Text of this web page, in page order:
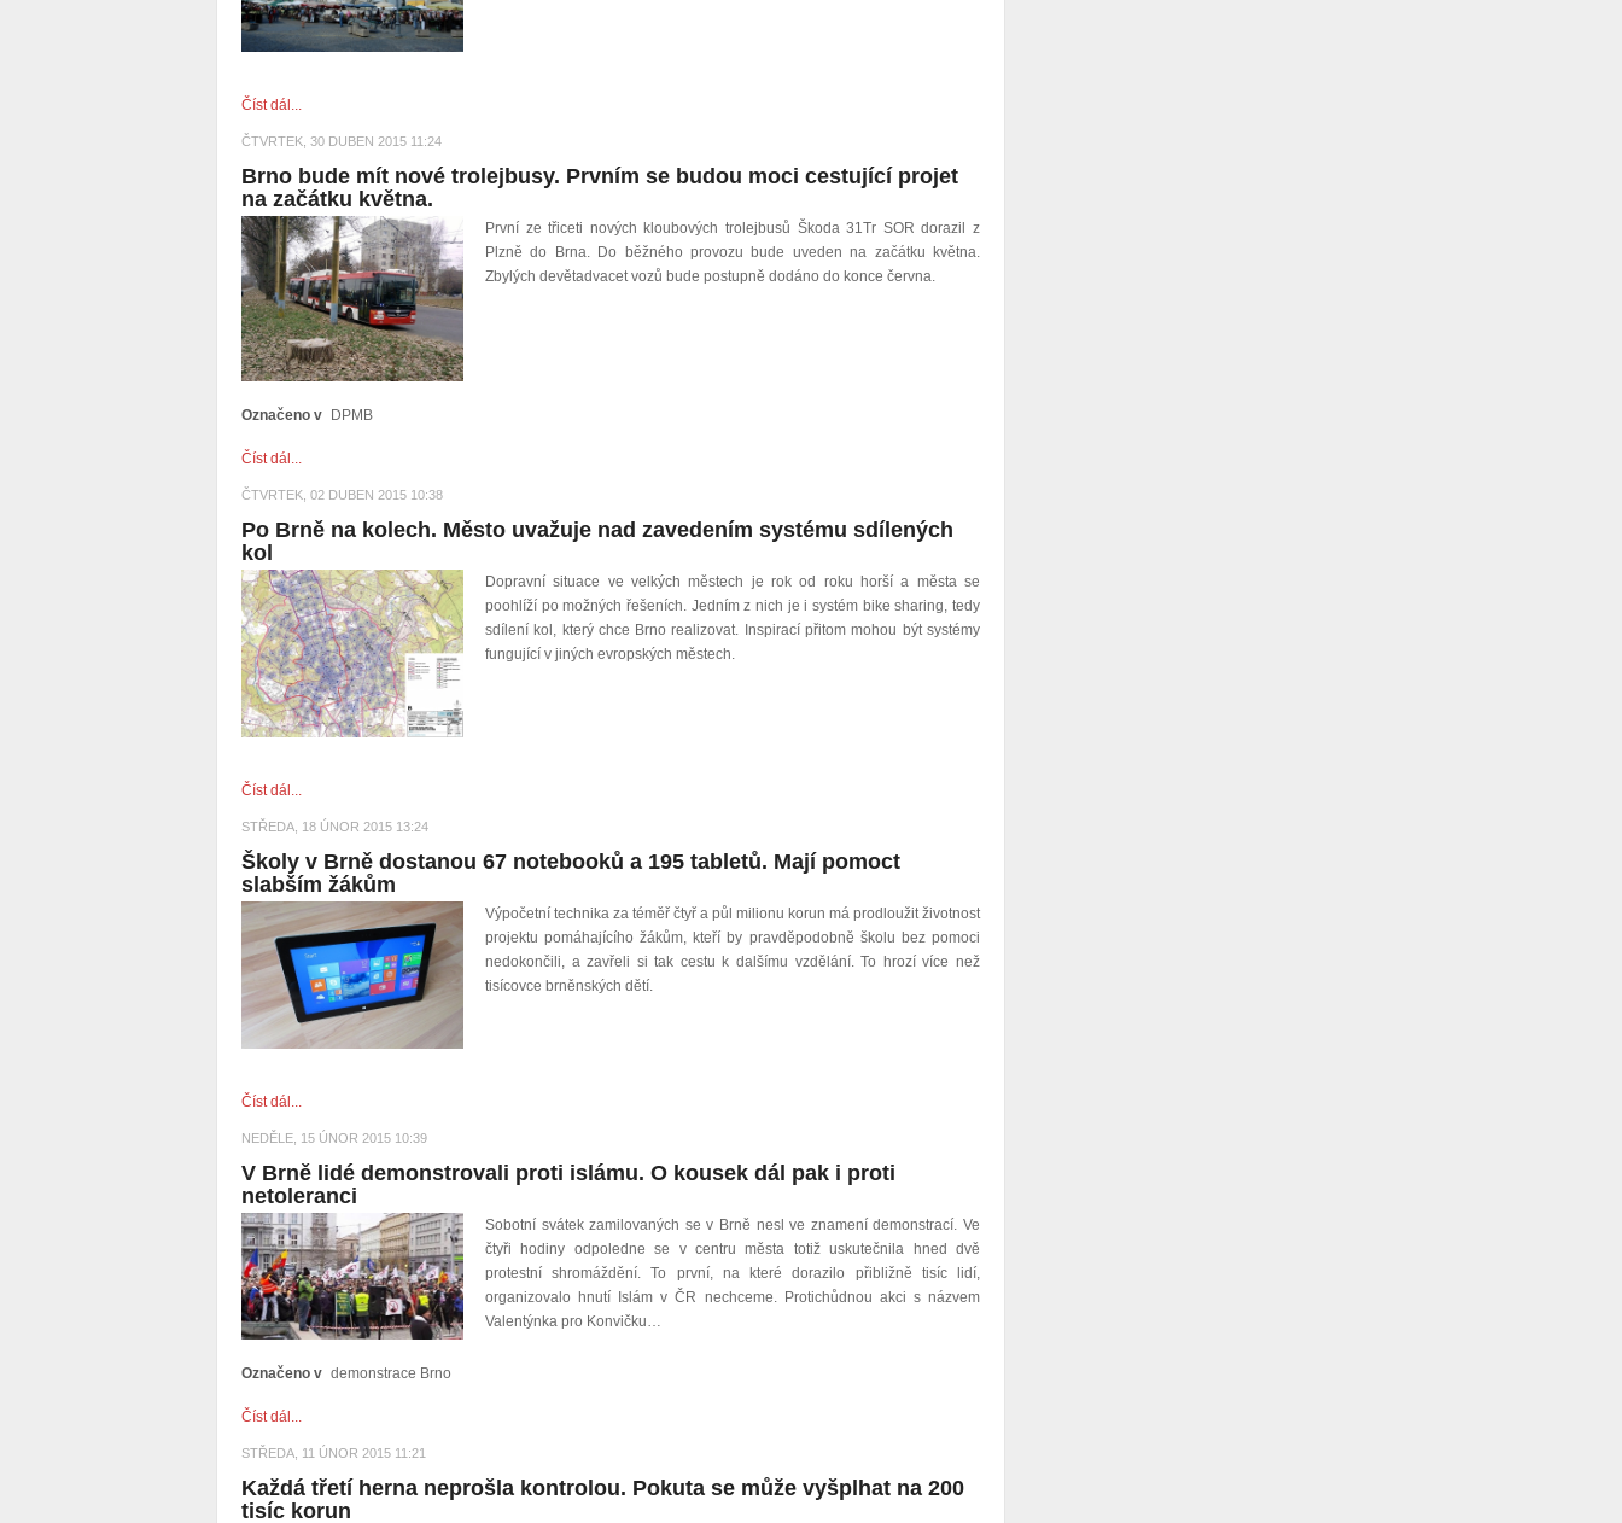
Číst dál...
ČTVRTEK, 30 DUBEN 2015 11:24
Brno bude mít nové trolejbusy. Prvním se budou moci cestující projet
na začátku května.
První ze třiceti nových kloubových trolejbusů Škoda 31Tr SOR dorazil z
Plzně do Brna. Do běžného provozu bude uveden na začátku května.
Zbylých devětadvacet vozů bude postupně dodáno do konce června.
Označeno v DPMB
Číst dál...
ČTVRTEK, 02 DUBEN 2015 10:38
Po Brně na kolech. Město uvažuje nad zavedením systému sdílených
kol
Dopravní situace ve velkých městech je rok od roku horší a města se
poohlíží po možných řešeních. Jedním z nich je i systém bike sharing, tedy
sdílení kol, který chce Brno realizovat. Inspirací přitom mohou být systémy
fungující v jiných evropských městech.
Číst dál...
STŘEDA, 18 ÚNOR 2015 13:24
Školy v Brně dostanou 67 notebooků a 195 tabletů. Mají pomoct
slabším žákům
Výpočetní technika za téměř čtyř a půl milionu korun má prodloužit životnost
projektu pomáhajícího žákům, kteří by pravděpodobně školu bez pomoci
nedokončili, a zavřeli si tak cestu k dalšímu vzdělání. To hrozí více než
tisícovce brněnských dětí.
Číst dál...
NEDĚLE, 15 ÚNOR 2015 10:39
V Brně lidé demonstrovali proti islámu. O kousek dál pak i proti
netoleranci
Sobotní svátek zamilovaných se v Brně nesl ve znamení demonstrací. Ve
čtyři hodiny odpoledne se v centru města totiž uskutečnila hned dvě
protestní shromáždění. To první, na které dorazilo přibližně tisíc lidí,
organizovalo hnutí Islám v ČR nechceme. Protichůdnou akci s názvem
Valentýnka pro Konvičku…
Označeno v demonstrace Brno
Číst dál...
STŘEDA, 11 ÚNOR 2015 11:21
Každá třetí herna neprošla kontrolou. Pokuta se může vyšplhat na 200
tisíc korun